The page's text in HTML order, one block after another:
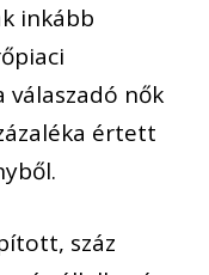
inkább
válaszadó nők
értett
száz